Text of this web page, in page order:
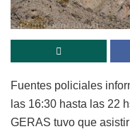
Fuentes policiales
las 16:30 hasta las 22
GERAS tuvo que